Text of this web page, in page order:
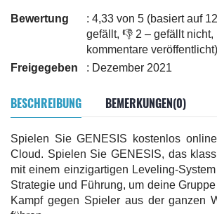
Bewertung
: 4,33 von 5 (basiert auf
gefällt, 👎 2 – gefällt nicht,
kommentare veröffentlicht)
Freigegeben
: Dezember 2021
BESCHREIBUNG BEMERKUNGEN(0)
Spielen Sie GENESIS kostenlos
Cloud. Spielen Sie GENESIS, das
mit einem einzigartigen Leveling-
Strategie und Führung, um deine
Kampf gegen Spieler aus der ganzen